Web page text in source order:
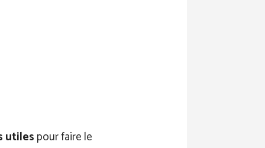
utilespour faire le